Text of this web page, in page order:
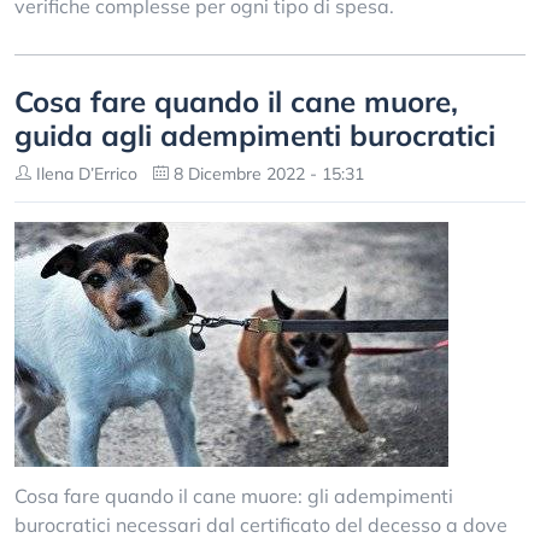
verifiche complesse per ogni tipo di spesa.
Cosa fare quando il cane muore,
guida agli adempimenti burocratici
Ilena D’Errico 8 Dicembre 2022 - 15:31
Cosa fare quando il cane muore: gli adempimenti
burocratici necessari dal certificato del decesso a dove